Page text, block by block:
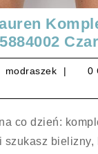
09/2026
modraszek
0
bielizny,